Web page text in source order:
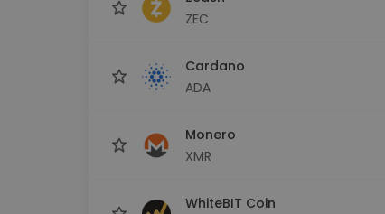
ZEC
Cardano
ADA
Monero
XMR
WhiteBIT Coin